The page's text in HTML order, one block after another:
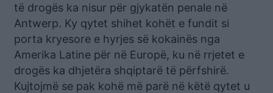
të drogës ka nisur për gjykatën penale në
Antwerp. Ky qytet shihet kohët e fundit si
porta kryesore e hyrjes së kokainës nga
Amerika Latine për në Europë, ku në rrjetet e
drogës ka dhjetëra shqiptarë të përfshirë.
Kujtojmë se pak kohë më parë në këtë qytet u